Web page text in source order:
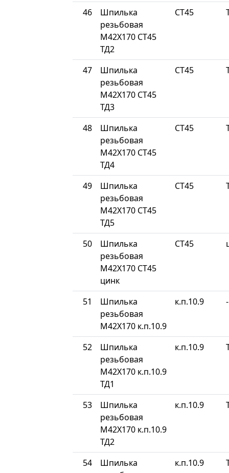
46
Шпилька
резьбовая
М42Х170 СТ45
ТД2
СТ45
47
Шпилька
резьбовая
М42Х170 СТ45
ТД3
СТ45
48
Шпилька
резьбовая
М42Х170 СТ45
ТД4
СТ45
49
Шпилька
резьбовая
М42Х170 СТ45
ТД5
СТ45
50
Шпилька
резьбовая
М42Х170 СТ45
цинк
СТ45
51
Шпилька
резьбовая
М42Х170 к.п.10.9
к.п.10.9 -
52
Шпилька
резьбовая
М42Х170 к.п.10.9
ТД1
к.п.10.9
53
Шпилька
резьбовая
М42Х170 к.п.10.9
ТД2
к.п.10.9
54
Шпилька
к.п.10.9